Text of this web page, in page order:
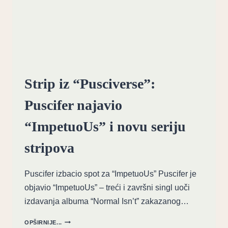
Strip iz “Pusciverse”:
Puscifer najavio
“ImpetuoUs” i novu seriju
stripova
Puscifer izbacio spot za “ImpetuoUs” Puscifer je
objavio “ImpetuoUs” – treći i završni singl uoči
izdavanja albuma “Normal Isn’t” zakazanog…
OPŠIRNIJE... STRIP